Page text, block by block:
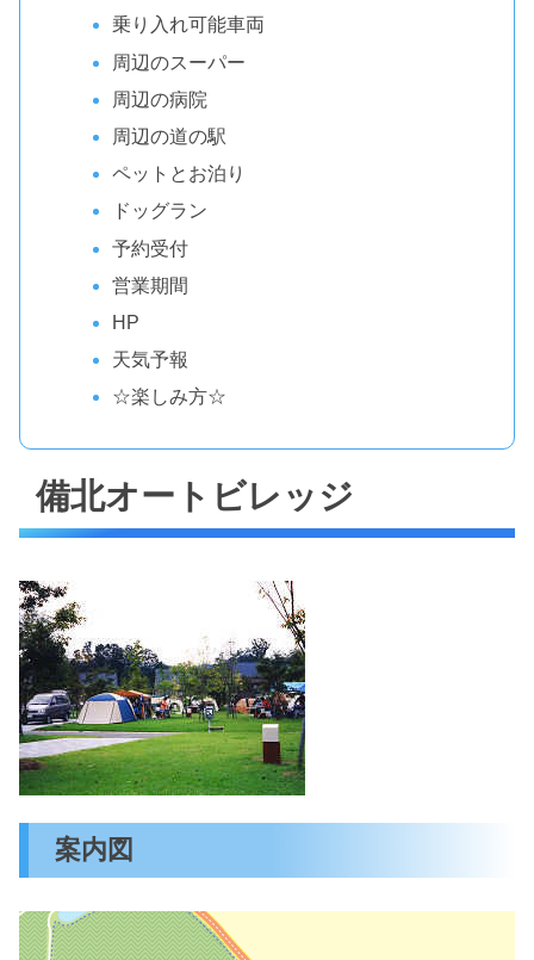
乗り入れ可能車両
周辺のスーパー
周辺の病院
周辺の道の駅
ペットとお泊り
ドッグラン
予約受付
営業期間
HP
天気予報
☆楽しみ方☆
備北オートビレッジ
案内図